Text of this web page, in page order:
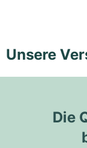
Unsere
Die